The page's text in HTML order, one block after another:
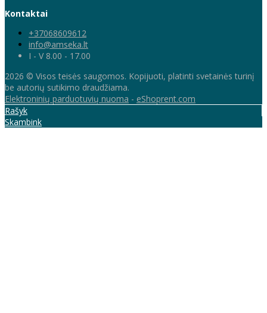
Kontaktai
+37068609612
info@amseka.lt
I - V 8.00 - 17.00
2026 © Visos teisės saugomos. Kopijuoti, platinti svetainės turinį
be autorių sutikimo draudžiama.
Elektroninių parduotuvių nuoma - eShoprent.com
Rašyk
Skambink